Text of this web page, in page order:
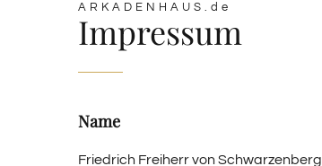
ARKADENHAUS.de
Impressum
Name
Friedrich Freiherr von Schwarzenberg